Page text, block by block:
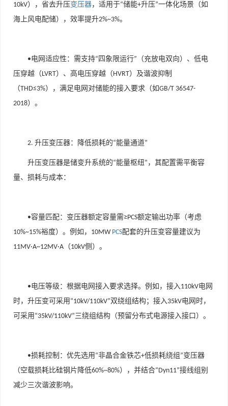
10kV），省去升压变压器，适用于“储能+升压”一体化场景（如
海上风电配储），效率提升2%~3%。
•电网适应性 ：需支持“ 四象限运行” （充放电双向）、低电
压穿越（LVRT）、高电压穿越（HVRT）及谐波抑制
（THD≤3%），满足电网对储能的接入要求（如GB/T 36547-
2018）。
2. 升压变压器：降低损耗的“能量通道”
升压变压器是储变升系统的“能量枢纽” ，其配置需平衡容
量、损耗与成本：
•容量匹配：变压器额定容量需≥PCS额定输出功率（考虑
10%~15%裕度）。例如， 10MW PCS配套的升压变容量建议为
11MV·A~12MV·A （10kV侧）。
•电压等级 ：根据电网接入要求选择。例如，接入110kV电网
时，升压变可采用 “10kV/110kV”双绕组结构；接入35kV电网时，
可采用 “35kV/110kV”三绕组结构（预留分布式电源接入接口）。
•损耗控制 ：优先选用 “非晶合金铁芯+低损耗绕组 ”变压器
（空载损耗比硅钢片降低60%~80%），并结合“Dyn11”接线组别
减少三次谐波影响。